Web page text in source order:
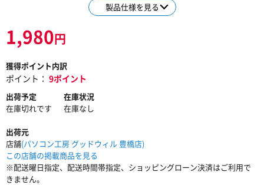
製品仕様を見る
1,980円
獲得ポイント内訳
ポイント： 9ポイント
出荷予定
在庫切れです
在庫状況
在庫なし
出荷元
店舗(パソコン工房 グッドウィル 豊橋店)
この店舗の掲載商品を見る
※配送曜日指定、配送時間帯指定、ショッピングローン決済はご利用で
きません。